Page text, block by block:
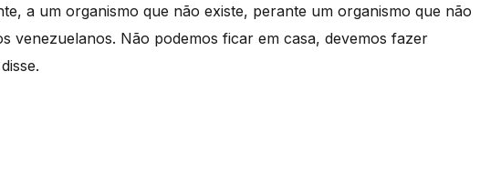
a um organismo que não existe, perante um organismo que não
venezuelanos. Não podemos ficar em casa, devemos fazer